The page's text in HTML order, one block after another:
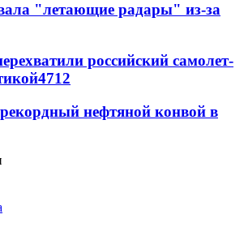
"летающие радары" из-за
российский самолет-
4712
нефтяной конвой в